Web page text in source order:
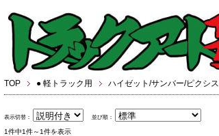
TOP ● 軽トラック用 ハイゼット/サンバー/ピクシス
表示切替： 並び順：
1件中1件～1件を表示